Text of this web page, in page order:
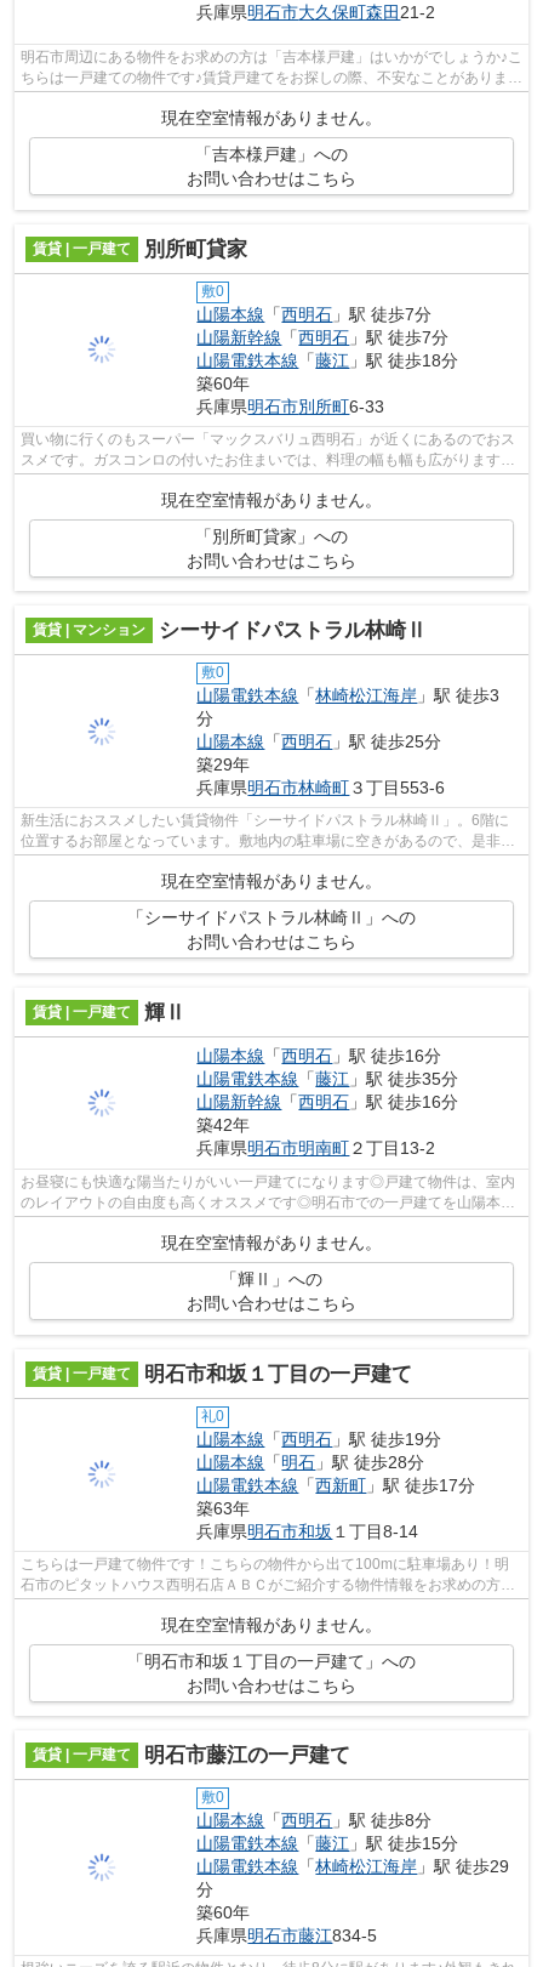
兵庫県明石市大久保町森田 21-2
明石市周辺にある物件をお求めの方は「吉本様戸建」はいかがでしょうか♪こ
ちらは一戸建ての物件です♪賃貸戸建てをお探しの際、不安なことがありまし
現在空室情報がありません。
「吉本様戸建」への
お問い合わせはこちら
賃貸 | 一戸建て 別所町貸家
敷0
山陽本線 「西明石 」駅 徒歩7分
山陽新幹線 「西明石 」駅 徒歩7分
山陽電鉄本線 「藤江 」駅 徒歩18分
築60年
兵庫県明石市別所町6-33
買い物に行くのもスーパー「マックスバリュ西明石」が近くにあるのでおス
スメです。ガスコンロの付いたお住まいでは、料理の幅も幅も広がります
ね。是非内見時に使い勝手を確かめてく...
現在空室情報がありません。
「別所町貸家」への
お問い合わせはこちら
賃貸 | マンション シーサイドパストラル林崎Ⅱ
敷0
山陽電鉄本線 「林崎松江海岸 」駅 徒歩3
分
山陽本線 「西明石 」駅 徒歩25分
築29年
兵庫県明石市林崎町３丁目553-6
新生活におススメしたい賃貸物件「シーサイドパストラル林崎Ⅱ」。6階に
位置するお部屋となっています。敷地内の駐車場に空きがあるので、是非ご
現在空室情報がありません。
「シーサイドパストラル林崎Ⅱ」への
お問い合わせはこちら
賃貸 | 一戸建て 輝Ⅱ
山陽本線 「西明石 」駅 徒歩16分
山陽電鉄本線 「藤江 」駅 徒歩35分
山陽新幹線 「西明石 」駅 徒歩16分
築42年
兵庫県明石市明南町２丁目13-2
お昼寝にも快適な陽当たりがいい一戸建てになります◎戸建て物件は、室内
のレイアウトの自由度も高くオススメです◎明石市での一戸建てを山陽本線
現在空室情報がありません。
「輝Ⅱ」への
お問い合わせはこちら
賃貸 | 一戸建て 明石市和坂１丁目の一戸建て
礼0
山陽本線 「西明石 」駅 徒歩19分
山陽本線 「明石 」駅 徒歩28分
山陽電鉄本線 「西新町 」駅 徒歩17分
築63年
兵庫県明石市和坂 １丁目8-14
こちらは一戸建て物件です！こちらの物件から出て100mに駐車場あり！明
石市のピタットハウス西明石店ＡＢＣがご紹介する物件情報をお求めの方
は、abc@nishiakashi-chintai.comからお問...
現在空室情報がありません。
「明石市和坂１丁目の一戸建て」への
お問い合わせはこちら
賃貸 | 一戸建て 明石市藤江の一戸建て
敷0
山陽本線 「西明石 」駅 徒歩8分
山陽電鉄本線 「藤江 」駅 徒歩15分
山陽電鉄本線 「林崎松江海岸 」駅 徒歩29
分
築60年
兵庫県明石市藤江834-5